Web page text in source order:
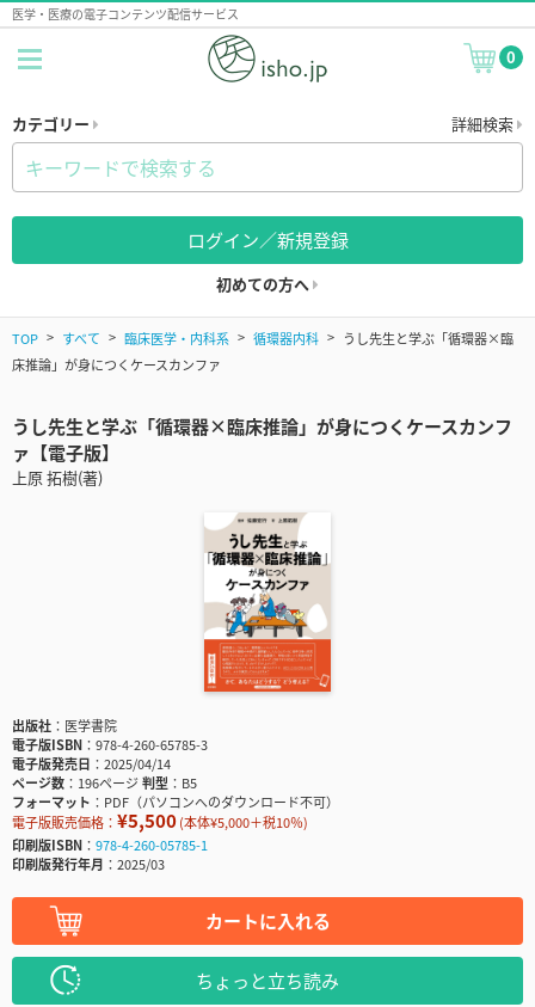
医学・医療の電子コンテンツ配信サービス
0
カテゴリー 詳細検索
ログイン／新規登録
初めての方へ
TOP すべて 臨床医学・内科系 循環器内科
うし先生と学ぶ「循環器×臨
床推論」が身につくケースカンファ
うし先生と学ぶ「循環器×臨床推論」が身につくケースカンフ
ァ【電子版】
上原 拓樹(著)
出版社
医学書院
電子版ISBN
978-4-260-65785-3
電子版発売日
2025/04/14
ページ数
196ページ判型
B5
フォーマット
PDF（パソコンへのダウンロード不可）
電子版販売価格： ¥5,500(本体¥5,000＋税10％)
印刷版ISBN
978-4-260-05785-1
印刷版発行年月
2025/03
カートに入れる
ちょっと立ち読み